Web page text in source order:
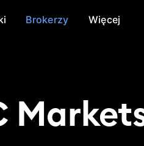
Brokerzy Więcej